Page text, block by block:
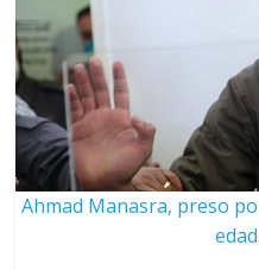
Ahmad Manasra, preso